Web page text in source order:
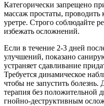
Категорически запрещено
массаж простаты,
уретре. Строго соблюдайте
избежать осложнений.
Если в течение 2-3 дней
улучшений, показано
устраняет сдавливание
Требуется динамическое
чтобы не запустить болезнь.
терапия без положительной
гнойно-деструктивным